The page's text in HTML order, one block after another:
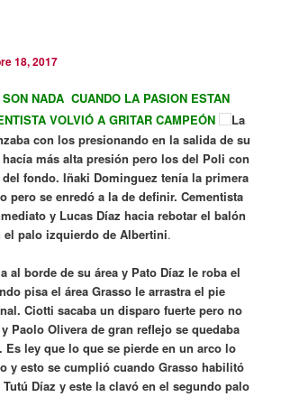
18, 2017
NADA CUANDO LA PASION ESTAN
VOLVIÓ A GRITAR CAMPEÓN
La
con los presionando en la salida de su
más alta presión pero los del Poli con
fondo. Iñaki Dominguez tenía la primera
pero se enredó a la de definir. Cementista
y Lucas Díaz hacia rebotar el balón
el palo izquierdo de Albertini.
al borde de su área y Pato Díaz le roba el
pisa el área Grasso le arrastra el pie
Ciotti sacaba un disparo fuerte pero no
Paolo Olivera de gran reflejo se quedaba
Es ley que lo que se pierde en un arco lo
y esto se cumplió cuando Grasso habilitó
Díaz y este la clavó en el segundo palo